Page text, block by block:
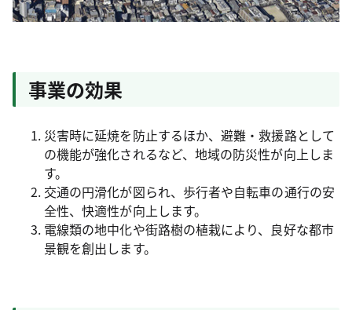
事業の効果
災害時に延焼を防止するほか、避難・救援路として
の機能が強化されるなど、地域の防災性が向上しま
す。
交通の円滑化が図られ、歩行者や自転車の通行の安
全性、快適性が向上します。
電線類の地中化や街路樹の植栽により、良好な都市
景観を創出します。